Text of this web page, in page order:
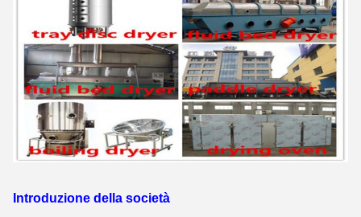
Introduzione della società